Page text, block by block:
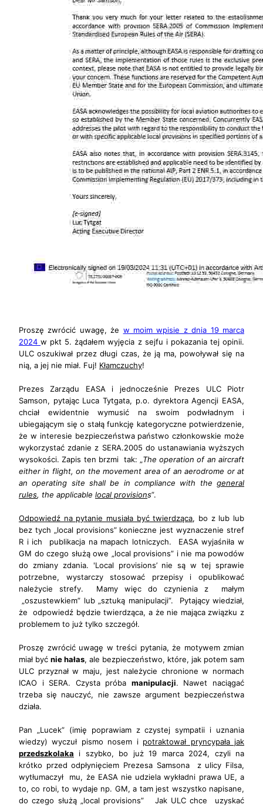
Proszę zwrócić uwagę, że w moim wpisie z dnia 19 marca
2024w pkt 5. żądałem wyjęcia z sejfu i pokazania tej opinii.
ULC oszukiwał przez długi czas, że ją ma, powoływał się na
nią, a jej nie miał. Fuj! Kłamczuchy!
Prezes Zarządu EASA i jednocześnie Prezes ULC Piotr
Samson, pytając Luca Tytgata, p.o. dyrektora Agencji EASA,
chciał ewidentnie wymusić na swoim podwładnym i
ubiegającym się o stałą funkcję kategoryczne potwierdzenie,
że w interesie bezpieczeństwa państwo członkowskie może
wykorzystać zdanie z SERA.2005 do ustanawiania wyższych
wysokości. Zapis ten brzmi tak: „The operation of an aircraft
either in flight, on the movement area of an aerodrome or at
an operating site shall be in compliance with the general
rules, the applicable local provisions”.
Odpowiedź na pytanie musiała być twierdząca, bo z lub lub
bez tych „local provisions” konieczne jest wyznaczenie stref
R i ich publikacja na mapach lotniczych. EASA wyjaśniła w
GM do czego służą owe „local provisions” i nie ma powodów
do zmiany zdania. 'Local provisions’ nie są w tej sprawie
potrzebne, wystarczy stosować przepisy i opublikować
należycie strefy. Mamy więc do czynienia z małym
„oszustewkiem” lub „sztuką manipulacji”. Pytający wiedział,
że odpowiedź będzie twierdząca, a że nie mająca związku z
problemem to już tylko szczegół.
Proszę zwrócić uwagę w treści pytania, że motywem zmian
miał być nie hałas, ale bezpieczeństwo, które, jak potem sam
ULC przyznał w maju, jest należycie chronione w normach
ICAO i SERA. Czysta próba manipulacji. Nawet naciągać
trzeba się nauczyć, nie zawsze argument bezpieczeństwa
działa.
Pan „Lucek” (imię poprawiam z czystej sympatii i uznania
wiedzy) wyczuł pismo nosem i potraktował pryncypała jak
przedszkolaka i szybko, bo już 19 marca 2024, czyli na
krótko przed odpłynięciem Prezesa Samsona z ulicy Filsa,
wytłumaczył mu, że EASA nie udziela wykładni prawa UE, a
to, co robi, to wydaje np. GM, a tam jest wszystko napisane,
do czego służą „local provisions” Jak ULC chce uzyskać